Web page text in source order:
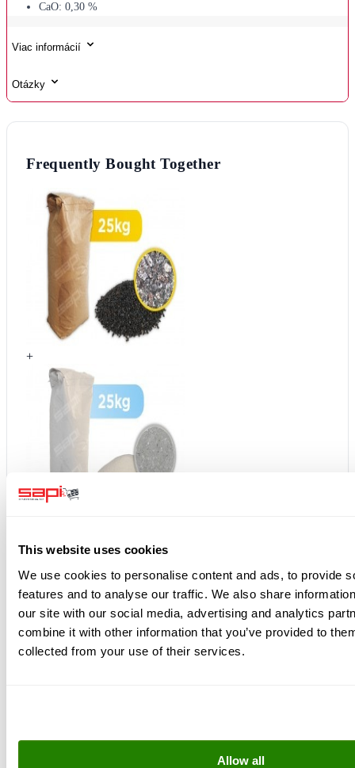
This website uses cookies
We use cookies to personalise content and ads, to provide
features and to analyse our traffic. We also share
our site with our social media, advertising and analytics
combine it with other information that you’ve provided to
collected from your use of their services.
Allow all
CaO: 0,30 %
Viac informácií
Otázky
Frequently Bought Together
+